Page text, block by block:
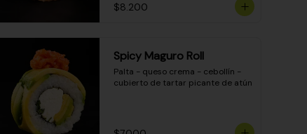
$8.200
Spicy Maguro Roll
Palta - queso crema - cebollín -
cubierto de tartar picante de atún